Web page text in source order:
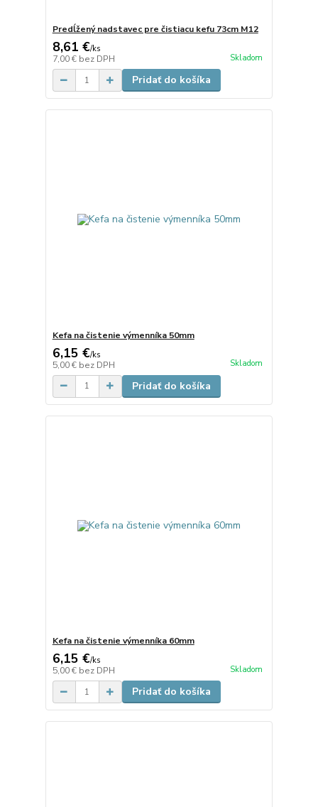
Predĺžený nadstavec pre čistiacu kefu 73cm M12
8,61 €/ks
7,00 € bez DPH Skladom
Pridať do košíka
Kefa na čistenie výmenníka 50mm
6,15 €/ks
5,00 € bez DPH Skladom
Pridať do košíka
Kefa na čistenie výmenníka 60mm
6,15 €/ks
5,00 € bez DPH Skladom
Pridať do košíka